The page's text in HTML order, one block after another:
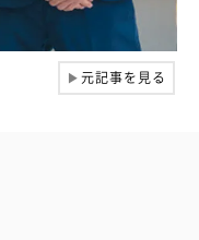
▶元記事を見る